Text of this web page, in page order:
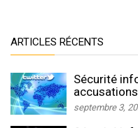
ARTICLES RÉCENTS
Sécurité
septembre 3,